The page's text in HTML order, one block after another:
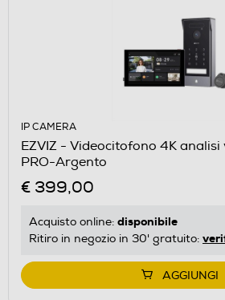
IP CAMERA
EZVIZ - Videocitofono 4K
PRO-Argento
€ 399,00
Acquisto online: disponibile
Ritiro in negozio in 30' gratuito:
AGGIUNGI